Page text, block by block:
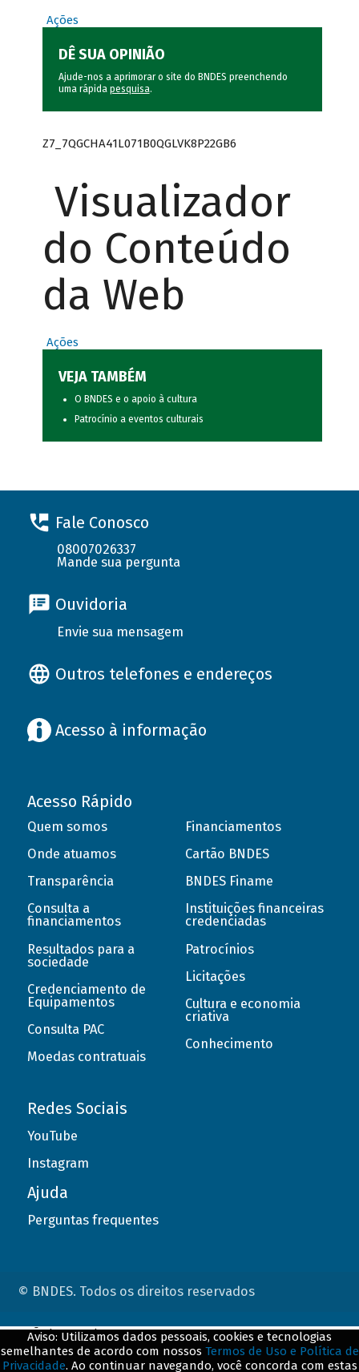
Ações
DÊ SUA OPINIÃO
Ajude-nos a aprimorar o site do BNDES preenchendo
uma rápida pesquisa.
Z7_7QGCHA41L071B0QGLVK8P22GB6
Visualizador
do Conteúdo
da Web
Ações
VEJA TAMBÉM
O BNDES e o apoio à cultura
Patrocínio a eventos culturais
Fale Conosco
08007026337
Mande sua pergunta
Ouvidoria
Envie sua mensagem
Outros telefones e endereços
Acesso à informação
Acesso Rápido
Quem somos
Onde atuamos
Transparência
Consulta a
financiamentos
Resultados para a
sociedade
Credenciamento de
Equipamentos
Consulta PAC
Moedas contratuais
Financiamentos
Cartão BNDES
BNDES Finame
Instituições financeiras
credenciadas
Patrocínios
Licitações
Cultura e economia
criativa
Conhecimento
Redes Sociais
YouTube
Instagram
Ajuda
Perguntas frequentes
© BNDES. Todos os direitos reservados
Aviso: Utilizamos dados pessoais, cookies e tecnologias
semelhantes de acordo com nossos Termos de Uso e Política de
Privacidade. Ao continuar navegando, você concorda com estas
ConteÃºdo complementar
${title}${badge}